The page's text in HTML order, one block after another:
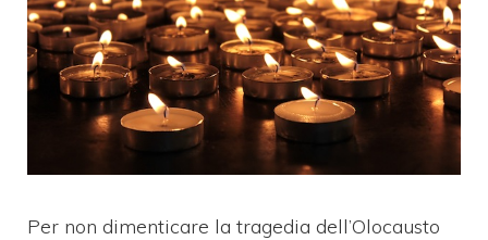
Per non dimenticare la tragedia dell’Olocausto